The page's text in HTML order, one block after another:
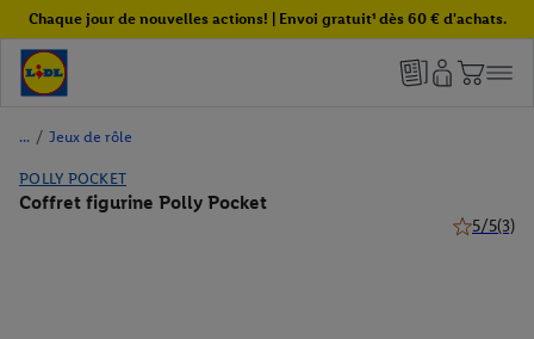
Chaque jour de nouvelles actions! | Envoi gratuit¹ dès 60 € d'achats.
/ Jeux de rôle
POLLY POCKET
Coffret figurine Polly Pocket
5/5(3)